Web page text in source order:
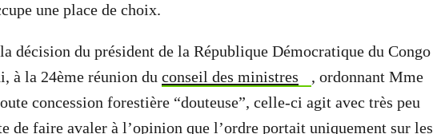
une place de choix.
décision du président de la République Démocratique du Congo
à la 24ème réunion du conseil des ministres
, ordonnant Mme
concession forestière “douteuse”, celle-ci agit avec très peu
de faire avaler à l’opinion que l’ordre portait uniquement sur les